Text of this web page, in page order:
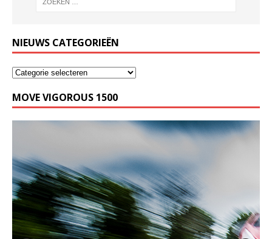
NIEUWS CATEGORIEËN
MOVE VIGOROUS 1500